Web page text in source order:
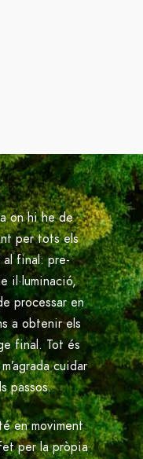
on hi he de
per tots els
al final: pre-
il·luminació,
processar en
a obtenir els
final. Tot és
cuidar
passos.
en moviment
per la pròpia